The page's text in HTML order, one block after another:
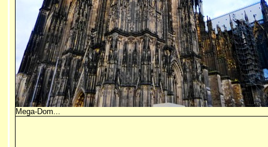
Mega-Dom...